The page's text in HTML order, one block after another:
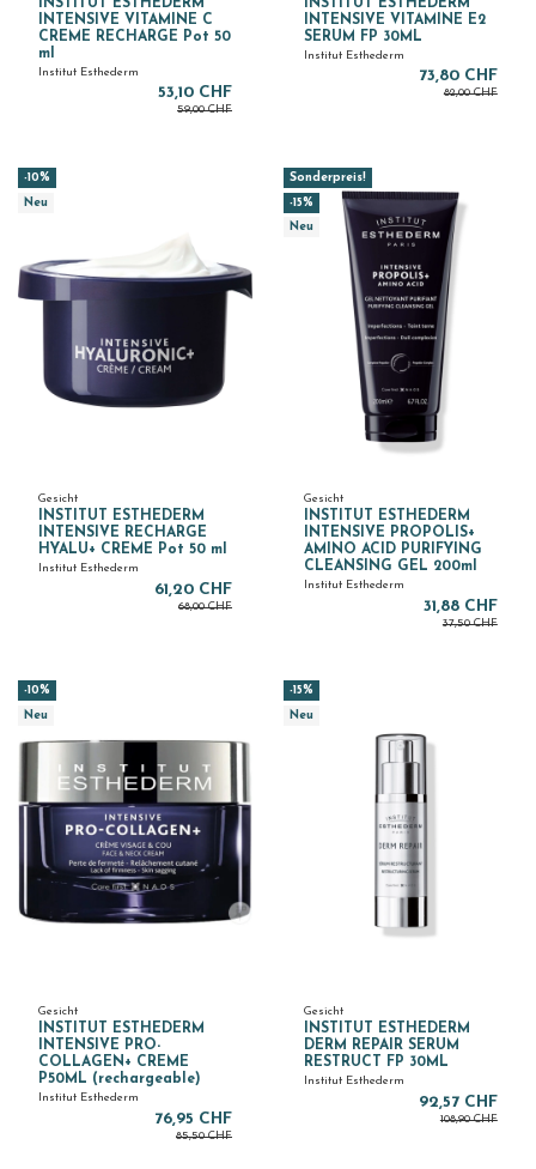
INSTITUT ESTHEDERM
INTENSIVE VITAMINE C
CREME RECHARGE Pot 50
ml
Institut Esthederm
53,10 CHF
59,00 CHF
INSTITUT ESTHEDERM
INTENSIVE VITAMINE E2
SERUM FP 30ML
Institut Esthederm
73,80 CHF
82,00 CHF
-10%
Neu
Gesicht
INSTITUT ESTHEDERM
INTENSIVE RECHARGE
HYALU+ CREME Pot 50 ml
Institut Esthederm
61,20 CHF
68,00 CHF
Sonderpreis!
-15%
Neu
Gesicht
INSTITUT ESTHEDERM
INTENSIVE PROPOLIS+
AMINO ACID PURIFYING
CLEANSING GEL 200ml
Institut Esthederm
31,88 CHF
37,50 CHF
-10%
Neu
Gesicht
INSTITUT ESTHEDERM
INTENSIVE PRO-
COLLAGEN+ CREME
P50ML (rechargeable)
Institut Esthederm
76,95 CHF
85,50 CHF
-15%
Neu
Gesicht
INSTITUT ESTHEDERM
DERM REPAIR SERUM
RESTRUCT FP 30ML
Institut Esthederm
92,57 CHF
108,90 CHF